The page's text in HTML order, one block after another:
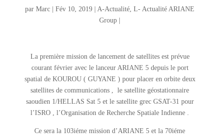
parMarc |Fév 10, 2019 |A-Actualité,L- Actualité ARIANE
Group
La première mission de lancement de satellites est prévue
courant février avec le lanceur ARIANE 5 depuis le port
spatial de KOUROU ( GUYANE ) pour placer en orbite deux
satellites de communications , le satellite géostationnaire
saoudien 1/HELLAS Sat 5 et le satellite grec GSAT-31 pour
l’ISRO , l’Organisation de Recherche Spatiale Indienne .
Ce sera la 103iéme mission d’ARIANE 5 et la 70iéme